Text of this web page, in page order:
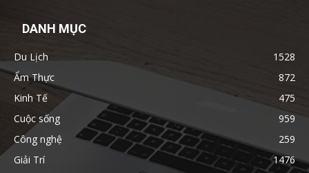
DANH MỤC
Du Lịch
1528
Ẩm Thực
872
Kinh Tế
475
Cuộc sống
959
Công nghệ
259
Giải Trí
1476